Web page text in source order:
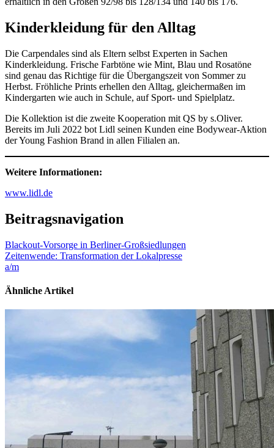
Kinderkleidung für den Alltag
Die Carpendales sind als Eltern selbst Experten in Sachen
Kinderkleidung. Frische Farbtöne wie Mint, Blau und Rosatöne
sind genau das Richtige für die Übergangszeit von Sommer zu
Herbst. Fröhliche Prints erhellen den Alltag, gleichermaßen im
Kindergarten wie auch in Schule, auf Sport- und Spielplatz.
Die Kollektion ist die zweite Kooperation mit QS by s.Oliver.
Bereits im Juli 2022 bot Lidl seinen Kunden eine Bodywear-Aktion
der Young Fashion Brand in allen Filialen an.
Weitere Informationen:
www.lidl.de
Beitragsnavigation
Blackout-Vorsorge in Berliner-Großsiedlungen
Zeitenwende: Transformation der Lokalpresse
a/m
Ähnliche Artikel